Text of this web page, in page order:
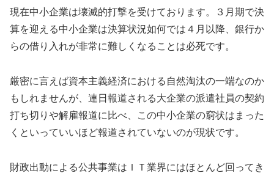
現在中小企業は壊滅的打撃を受けております。３月期で決
算を迎える中小企業は決算状況如何では４月以降、銀行か
らの借り入れが非常に難しくなることは必死です。
厳密に言えば資本主義経済における自然淘汰の一端なのか
もしれませんが、連日報道される大企業の派遣社員の契約
打ち切りや解雇報道に比べ、この中小企業の窮状はまった
くといっていいほど報道されていないのが現状です。
財政出動による公共事業はＩＴ業界にはほとんど回ってき